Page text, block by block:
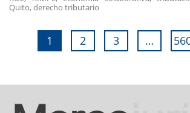
Quito, derecho tributario
1 2 3 …